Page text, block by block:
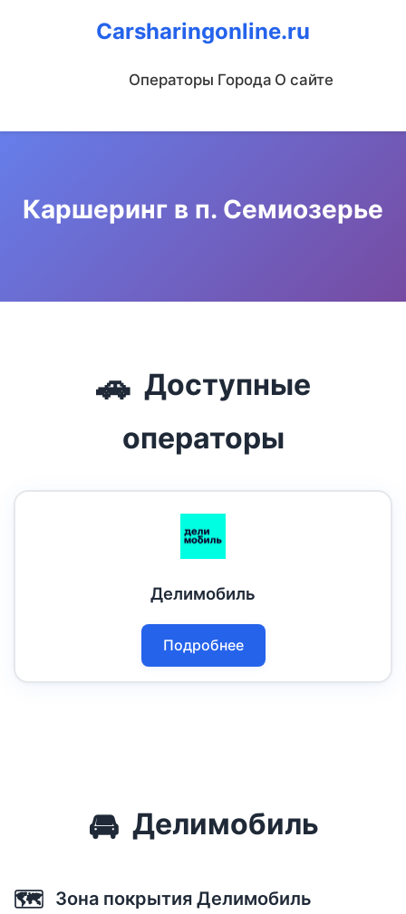
Carsharingonline.ru
Операторы Города О сайте
Каршеринг в п. Семиозерье
🚗 Доступные
операторы
Делимобиль
Подробнее
🚘 Делимобиль
🗺️ Зона покрытия Делимобиль